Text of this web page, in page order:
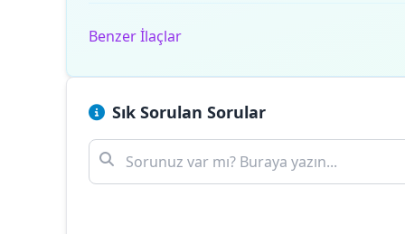
Benzer İlaçlar
Sık Sorulan Sorular